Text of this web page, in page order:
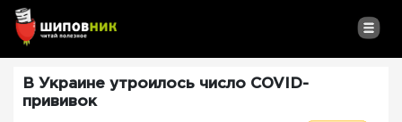
В Украине утроилось число COVID-
прививок